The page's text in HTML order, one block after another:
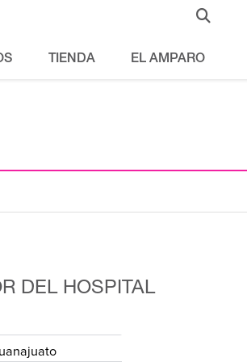
TIENDA EL AMPARO
DEL HOSPITAL